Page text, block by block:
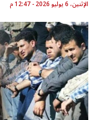
الإثنين، 6 يوليو 2026 - 12:47 م